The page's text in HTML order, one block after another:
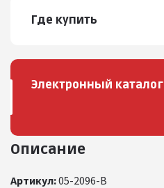
Описание
Артикул:05-2096-B
Где купить
Электронный каталог